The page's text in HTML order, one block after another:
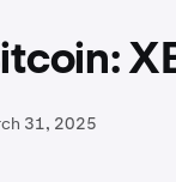
31, 2025